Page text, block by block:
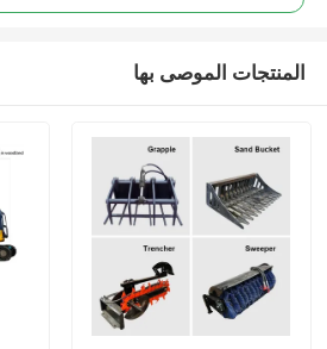
المنتجات الموصى بها